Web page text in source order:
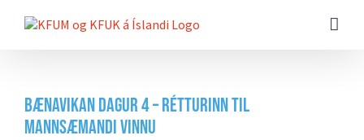
beint
Bænavikan dagur 4 – Rétturinn til
mannsæmandi vinnu